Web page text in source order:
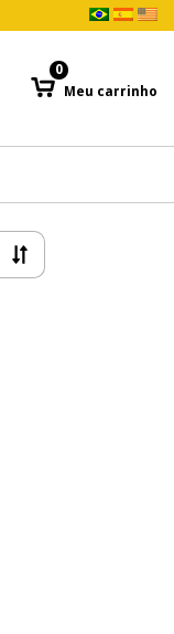
Meu carrinho
0